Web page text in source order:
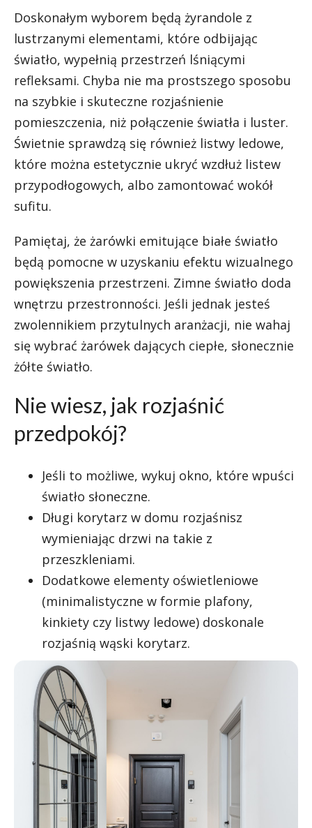
Doskonałym wyborem będą żyrandole z
lustrzanymi elementami, które odbijając
światło, wypełnią przestrzeń lśniącymi
refleksami. Chyba nie ma prostszego sposobu
na szybkie i skuteczne rozjaśnienie
pomieszczenia, niż połączenie światła i luster.
Świetnie sprawdzą się również listwy ledowe,
które można estetycznie ukryć wzdłuż listew
przypodłogowych, albo zamontować wokół
sufitu.
Pamiętaj, że żarówki emitujące białe światło
będą pomocne w uzyskaniu efektu wizualnego
powiększenia przestrzeni. Zimne światło doda
wnętrzu przestronności. Jeśli jednak jesteś
zwolennikiem przytulnych aranżacji, nie wahaj
się wybrać żarówek dających ciepłe, słonecznie
żółte światło.
Nie wiesz, jak rozjaśnić
przedpokój?
Jeśli to możliwe, wykuj okno, które wpuści
światło słoneczne.
Długi korytarz w domu rozjaśnisz
wymieniając drzwi na takie z
przeszkleniami.
Dodatkowe elementy oświetleniowe
(minimalistyczne w formie plafony,
kinkiety czy listwy ledowe) doskonale
rozjaśnią wąski korytarz.